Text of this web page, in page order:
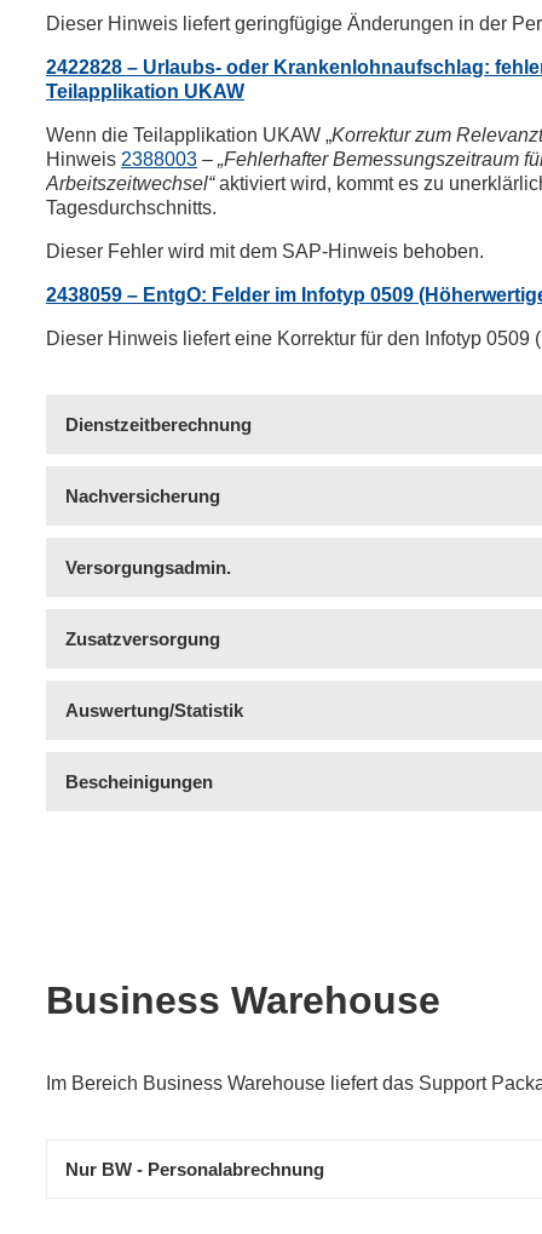
Dieser Hinweis liefert geringfügige Änderungen in der
2422828 – Urlaubs- oder Krankenlohnaufschlag:
Teilapplikation UKAW
Wenn die Teilapplikation UKAW „Korrektur zum
Hinweis 2388003 – „Fehlerhafter Bemessungszeitraum
Arbeitszeitwechsel“aktiviert wird, kommt es zu
Tagesdurchschnitts.
Dieser Fehler wird mit dem SAP-Hinweis behoben.
2438059 – EntgO: Felder im Infotyp 0509
Dieser Hinweis liefert eine Korrektur für den Infotyp 0509
Dienstzeitberechnung
Nachversicherung
Versorgungsadmin.
Zusatzversorgung
Auswertung/Statistik
Bescheinigungen
Business Warehouse
Im Bereich Business Warehouse liefert das Support
Nur BW - Personalabrechnung